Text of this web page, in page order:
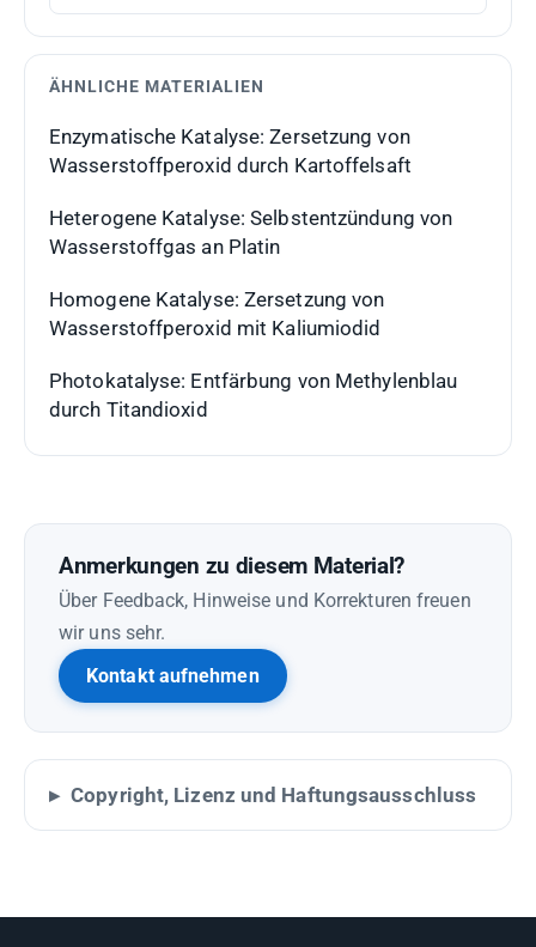
ÄHNLICHE MATERIALIEN
Enzymatische Katalyse: Zersetzung von
Wasserstoffperoxid durch Kartoffelsaft
Heterogene Katalyse: Selbstentzündung von
Wasserstoffgas an Platin
Homogene Katalyse: Zersetzung von
Wasserstoffperoxid mit Kaliumiodid
Photokatalyse: Entfärbung von Methylenblau
durch Titandioxid
Anmerkungen zu diesem Material?
Über Feedback, Hinweise und Korrekturen freuen
wir uns sehr.
Kontakt aufnehmen
Copyright, Lizenz und Haftungsausschluss